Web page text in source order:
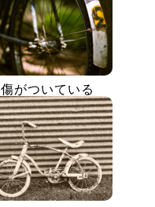
傷がついている